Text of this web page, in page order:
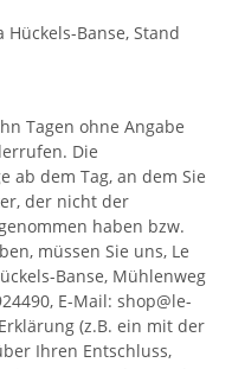
Hückels-Banse, Stand
Tagen ohne Angabe
Die
ab dem Tag, an dem Sie
der nicht der
haben bzw.
müssen Sie uns, Le
Banse, Mühlenweg
E-Mail: shop@le-
(z.B. ein mit der
Ihren Entschluss,